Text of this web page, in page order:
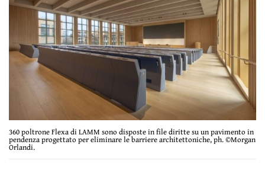
360 poltrone Flexa di LAMM sono disposte in file diritte su un pavimento in
pendenza progettato per eliminare le barriere architettoniche, ph. ©Morgan
Orlandi.